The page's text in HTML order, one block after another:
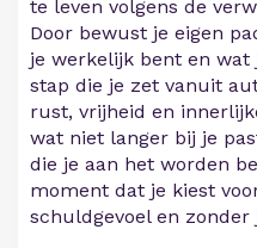
te leven volgens de
Door bewust je eigen
je werkelijk bent en
stap die je zet vanuit
rust, vrijheid en
wat niet langer bij je
die je aan het worden
moment dat je kiest
schuldgevoel en